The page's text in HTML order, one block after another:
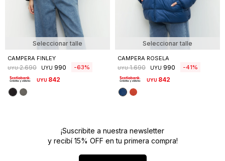
Seleccionar talle
CAMPERA FINLEY
UYU 2.690 UYU 990 63
UYU 842
Seleccionar talle
CAMPERA ROSELA
UYU 1.690 UYU 990 41
UYU 842
¡Suscribite a nuestra newsletter
y recibí 15% OFF en tu primera compra!